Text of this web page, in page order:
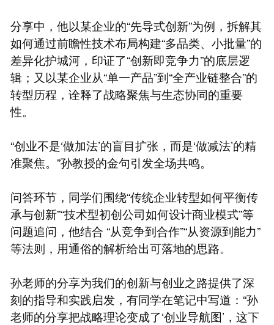
分享中，他以某企业的“先导式创新”为例，拆解其
如何通过前瞻性技术布局构建“多品类、小批量”的
差异化护城河，印证了“创新即竞争力”的底层逻
辑；又以某企业从“单一产品”到“全产业链整合”的
转型历程，诠释了战略聚焦与生态协同的重要
性。
“创业不是‘做加法’的盲目扩张，而是‘做减法’的精
准聚焦。”孙教授的金句引发全场共鸣。
问答环节，同学们围绕“传统企业转型如何平衡传
承与创新”“技术型初创公司如何设计商业模式”等
问题追问，他结合 “从竞争到合作”“从资源到能力”
等法则，用通俗的解析给出可落地的思路。
孙老师的分享为我们的创新与创业之路提供了深
刻的指导和实践启发，有同学在笔记中写道：“孙
老师的分享把战略理论变成了‘创业导航图’，这下